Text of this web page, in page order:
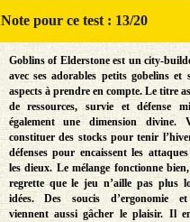
Notepour ce test : 13/20
Goblins of Elderstone est un city-
avec ses adorables petits gobelins et
aspects à prendre en compte. Le titre
de ressources, survie et défense
également une dimension divine.
constituer des stocks pour tenir
défenses pour encaissent les
les dieux. Le mélange fonctionne
regrette que le jeu n’aille pas plus
idées. Des soucis d’ergonomie et
viennent aussi gâcher le plaisir. Il